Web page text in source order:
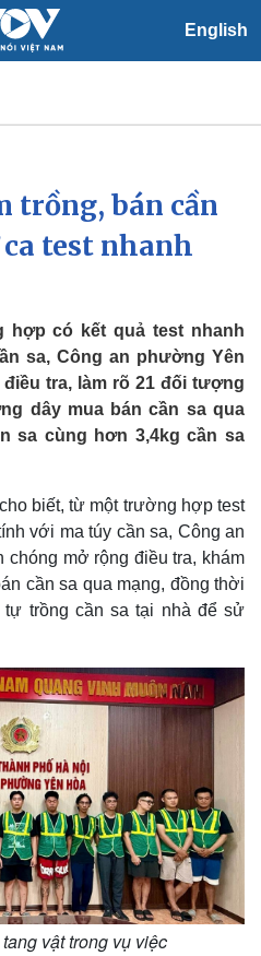
English
Xã hội
Tin 24h
Dự báo thời tiết
Việc làm
Biển đảo
trồng, bán cần
test nhanh
hợp có kết quả test nhanh
sa, Công an phường Yên
tra, làm rõ 21 đối tượng
dây mua bán cần sa qua
sa cùng hơn 3,4kg cần sa
biết, từ một trường hợp test
với ma túy cần sa, Công an
mở rộng điều tra, khám
cần sa qua mạng, đồng thời
trồng cần sa tại nhà để sử
vật trong vụ việc